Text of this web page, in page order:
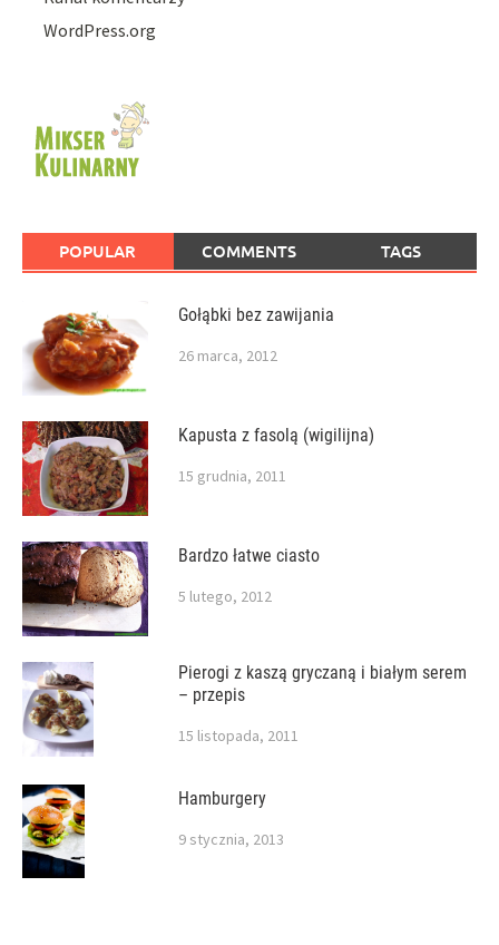
WordPress.org
POPULAR COMMENTS TAGS
Gołąbki bez zawijania
26 marca, 2012
Kapusta z fasolą (wigilijna)
15 grudnia, 2011
Bardzo łatwe ciasto
5 lutego, 2012
Pierogi z kaszą gryczaną i białym serem
– przepis
15 listopada, 2011
Hamburgery
9 stycznia, 2013